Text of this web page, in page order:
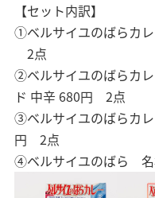
【セット内訳】
①ベルサイユのばらカ
2点
②ベルサイユのばらカ
ド 中辛 680円 2点
③ベルサイユのばらカ
円 2点
④ベルサイユのばら